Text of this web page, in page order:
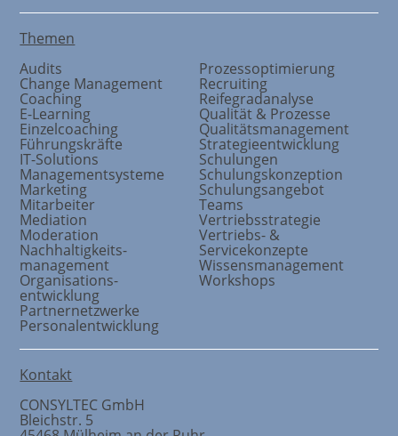
Themen
Audits
Change Management
Coaching
E-Learning
Einzelcoaching
Führungskräfte
IT-Solutions
Managementsysteme
Marketing
Mitarbeiter
Mediation
Moderation
Nachhaltigkeits-
management
Organisations-
entwicklung
Partnernetzwerke
Personalentwicklung
Prozessoptimierung
Recruiting
Reifegradanalyse
Qualität & Prozesse
Qualitätsmanagement
Strategieentwicklung
Schulungen
Schulungskonzeption
Schulungsangebot
Teams
Vertriebsstrategie
Vertriebs- &
Servicekonzepte
Wissensmanagement
Workshops
Kontakt
CONSYLTEC GmbH
Bleichstr. 5